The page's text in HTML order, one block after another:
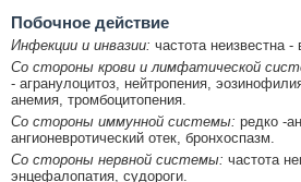
Побочное действие
Инфекции и инвазии: частота неизвестна
Со стороны крови и лимфатической
- агранулоцитоз, нейтропения,
анемия, тромбоцитопения.
Со стороны иммунной системы: редко -
ангионевротический отек, бронхоспазм.
Со стороны нервной системы: частота
энцефалопатия, судороги.